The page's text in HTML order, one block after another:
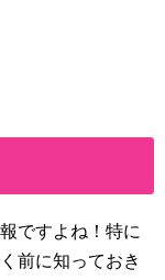
ですよね！特に
前に知っておき